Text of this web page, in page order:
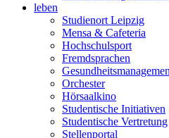
leben
Studienort Leipzig
Mensa & Cafeteria
Hochschulsport
Fremdsprachen
Orchester
Hörsaalkino
Studentische Initiativen
Studentische Vertretung
Stellenportal